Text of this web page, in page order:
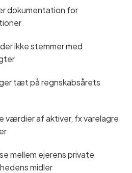
dokumentation for
ikke stemmer med
tæt på regnskabsårets
værdier af aktiver, fx varelagre
mellem ejerens private
midler